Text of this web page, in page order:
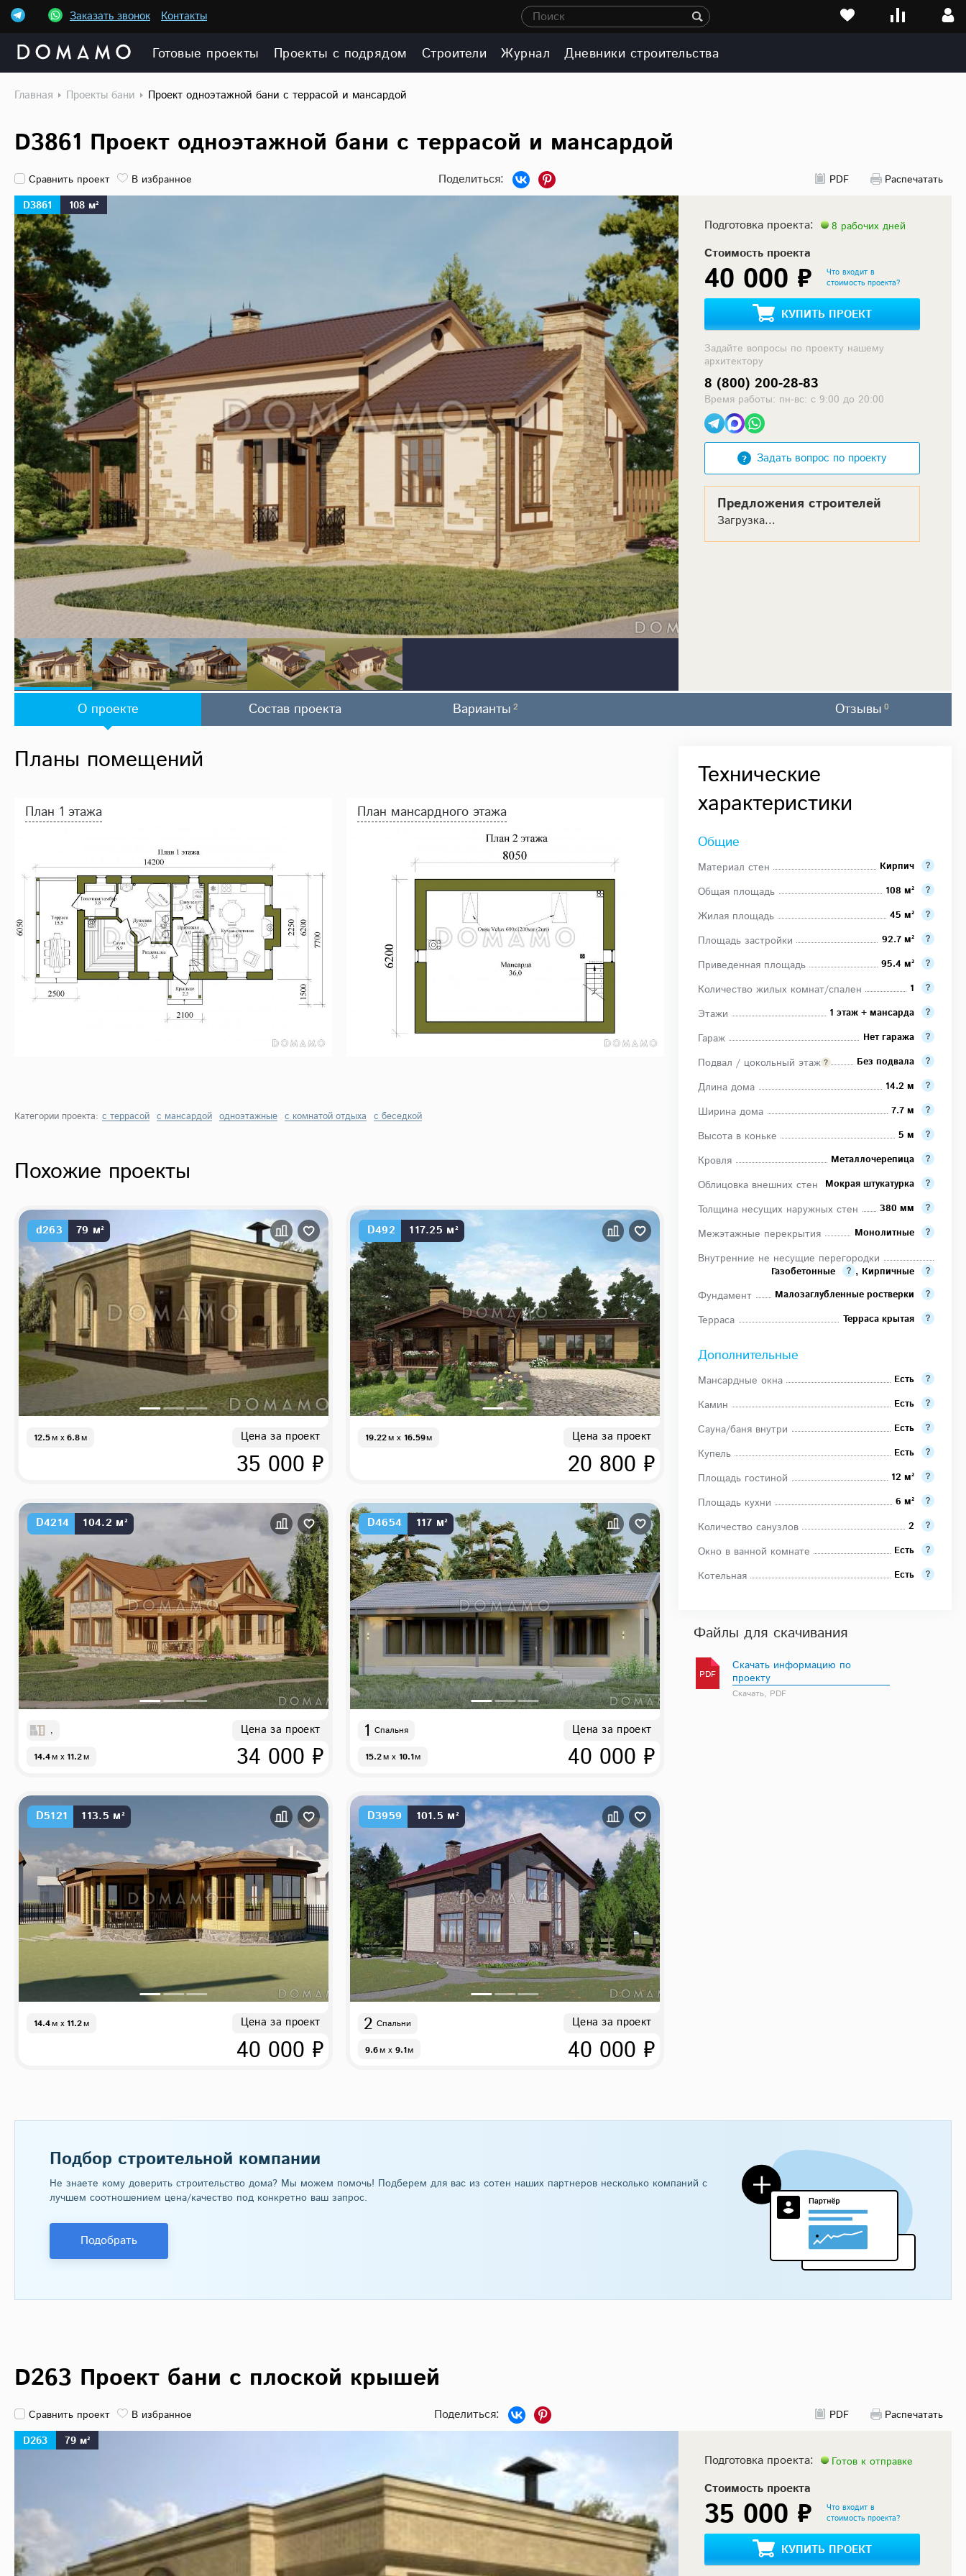
Заказать звонок Контакты Поиск
Готовые проекты Проекты с подрядом Строители Журнал Дневники строительства
Главная Проекты бани Проект одноэтажной бани с террасой и мансардой
D3861 Проект одноэтажной бани с террасой и мансардой
Сравнить проект В избранное PDF
Распечатать
D3861
108 м²
Подготовка проекта: 8 рабочих дней
Стоимость проекта
40 000 ₽
Что входит в
стоимость проекта?
КУПИТЬ ПРОЕКТ
Задайте вопросы по проекту нашему
архитектору
8 (800) 200-28-83
Время работы: пн-вс: с 9:00 до 20:00
Задать вопрос по проекту
Предложения строителей
Загрузка...
О проекте Состав проекта Варианты 2 Отзывы 0
Технические
характеристики
Общие
Материал стен Кирпич
Общая площадь 108 м²
Жилая площадь 45 м²
Площадь застройки 92.7 м²
Приведенная площадь 95.4 м²
Количество жилых комнат/спален 1
Этажи 1 этаж + мансарда
Гараж Нет гаража
Подвал / цокольный этаж Без подвала
Длина дома 14.2 м
Ширина дома 7.7 м
Высота в коньке 5 м
Кровля Металлочерепица
Облицовка внешних стен Мокрая штукатурка
Толщина несущих наружных стен 380 мм
Межэтажные перекрытия Монолитные
Внутренние не несущие перегородки
Газобетонные , Кирпичные
Фундамент Малозаглубленные ростверки
Терраса Терраса крытая
Дополнительные
Мансардные окна Есть
Камин Есть
Сауна/баня внутри Есть
Купель Есть
Площадь гостиной 12 м²
Площадь кухни 6 м²
Количество санузлов 2
Окно в ванной комнате Есть
Котельная Есть
Файлы для скачивания
PDF
Скачать информацию по
проекту
Скачать, PDF
Планы помещений
План 1 этажа План мансардного этажа
Категории проекта: с террасой с мансардой одноэтажные с комнатой отдыха с беседкой
Похожие проекты
d263 79 м²
12.5м x 6.8м Цена за проект
35 000 ₽
D492 117.25 м²
19.22м x 16.59м Цена за проект
20 800 ₽
D4214 104.2 м²
,
14.4м x 11.2м
Цена за проект
34 000 ₽
D4654 117 м²
1 Спальня
15.2м x 10.1м
Цена за проект
40 000 ₽
D5121 113.5 м²
14.4м x 11.2м Цена за проект
40 000 ₽
D3959 101.5 м²
2 Спальни
9.6м x 9.1м
Цена за проект
40 000 ₽
Подбор строительной компании
Не знаете кому доверить строительство дома? Мы можем помочь! Подберем для вас из сотен наших партнеров несколько компаний с
лучшем соотношением цена/качество под конкретно ваш запрос.
Подобрать
D263 Проект бани с плоской крышей
Сравнить проект В избранное PDF
Распечатать
D263
79 м²
Подготовка проекта: Готов к отправке
Стоимость проекта
35 000 ₽
Что входит в
стоимость проекта?
КУПИТЬ ПРОЕКТ